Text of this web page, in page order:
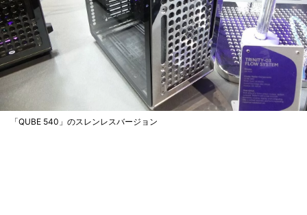
「QUBE 540」のスレンレスバージョン